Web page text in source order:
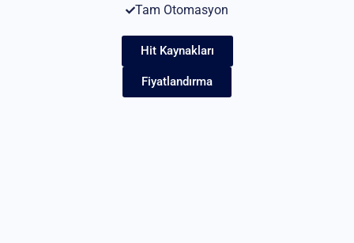
Tam Otomasyon
Hit Kaynakları
Fiyatlandırma